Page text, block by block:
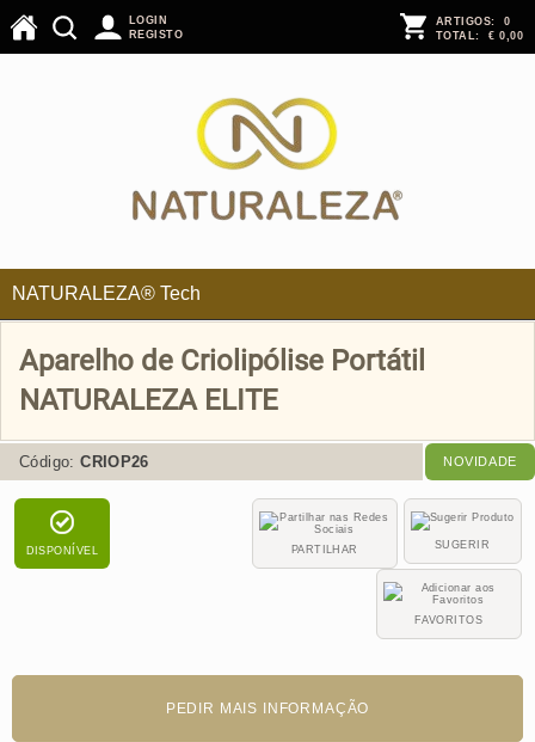
LOGIN
REGISTO
ARTIGOS: 0
TOTAL: € 0,00
NATURALEZA® Tech
Aparelho de Criolipólise Portátil
NATURALEZA ELITE
Código:CRIOP26 NOVIDADE
DISPONÍVEL SUGERIR
PARTILHAR
FAVORITOS
PEDIR MAIS INFORMAÇÃO